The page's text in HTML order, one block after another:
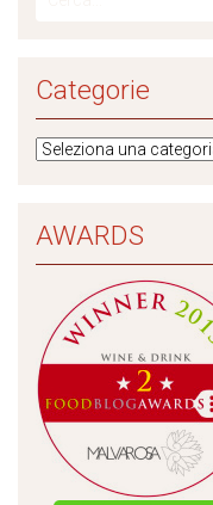
Categorie
AWARDS